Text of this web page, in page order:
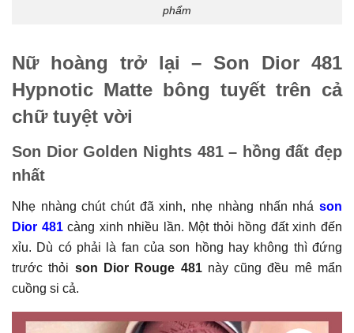
phẩm
Nữ hoàng trở lại – Son Dior 481
Hypnotic Matte bông tuyết trên cả
chữ tuyệt vời
Son Dior Golden Nights 481 – hồng đất đẹp
nhất
Nhẹ nhàng chút chút đã xinh, nhẹ nhàng nhấn nhá son
Dior 481càng xinh nhiều lần. Một thỏi hồng đất xinh đến
xỉu. Dù có phải là fan của son hồng hay không thì đứng
trước thỏi son Dior Rouge 481 này cũng đều mê mẩn
cuồng si cả.